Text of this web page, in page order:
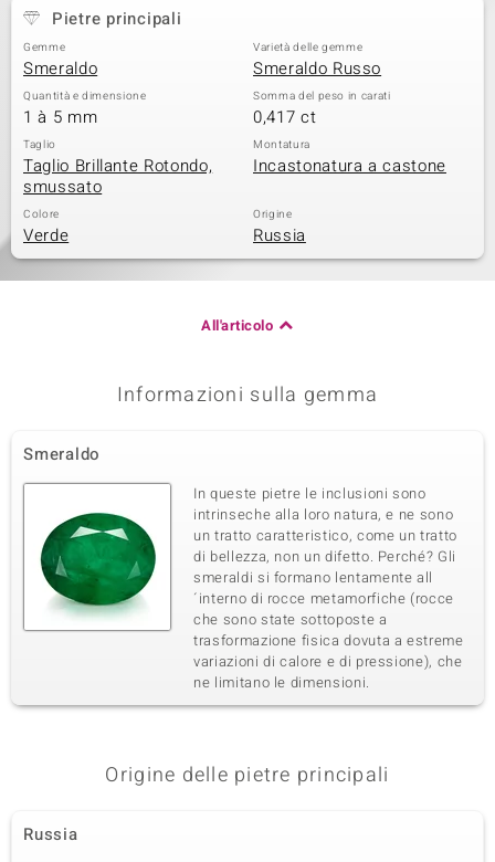
Pietre principali
Gemme
Smeraldo
Varietà delle gemme
Smeraldo Russo
Quantità e dimensione
1 à 5 mm
Somma del peso in carati
0,417 ct
Taglio
Taglio Brillante Rotondo,
smussato
Montatura
Incastonatura a castone
Colore
Verde
Origine
Russia
All'articolo
Informazioni sulla gemma
Smeraldo
In queste pietre le inclusioni sono
intrinseche alla loro natura, e ne sono
un tratto caratteristico, come un tratto
di bellezza, non un difetto. Perché? Gli
smeraldi si formano lentamente all
´interno di rocce metamorfiche (rocce
che sono state sottoposte a
trasformazione fisica dovuta a estreme
variazioni di calore e di pressione), che
ne limitano le dimensioni.
Origine delle pietre principali
Russia